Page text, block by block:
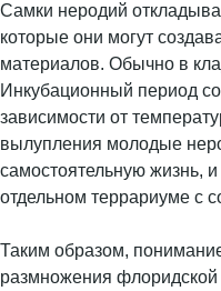
Самки неродий
которые они могут
материалов. Обычно в
Инкубационный период
зависимости от
вылупления молодые
самостоятельную жизнь,
отдельном террариуме с
Таким образом,
размножения